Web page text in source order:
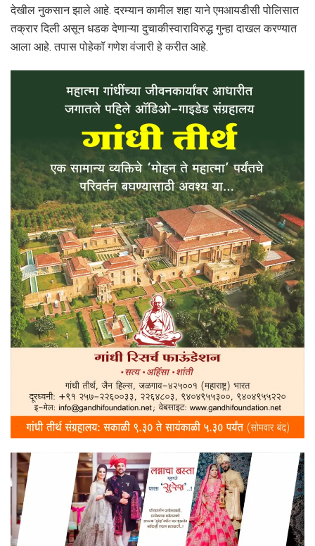
देखील नुकसान झाले आहे. दरम्यान कामील शहा याने एमआयडीसी पोलिसात
तक्रार दिली असून धडक देणाऱ्या दुचाकीस्वाराविरुद्ध गुन्हा दाखल करण्यात
आला आहे. तपास पोहेकॉ गणेश वंजारी हे करीत आहे.